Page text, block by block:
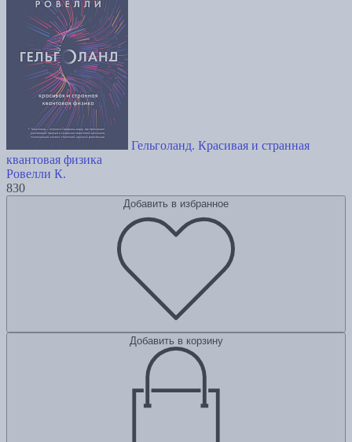
Гельголанд. Красивая и странная
квантовая физика
Ровелли К.
830
Добавить в избранное
Добавить в корзину